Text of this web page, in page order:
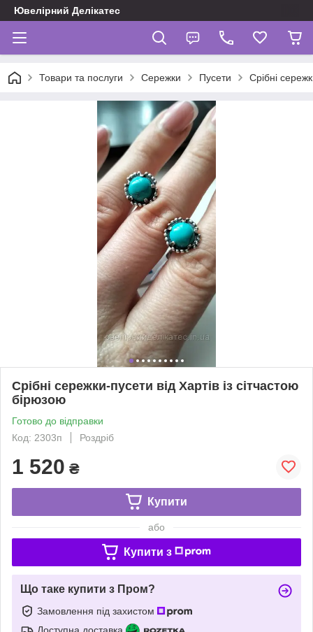
Ювелірний Делікатес
Товари та послуги Сережки Пусети Срібні
Срібні сережки-пусети від Хартів із сітчастою
бірюзою
Готово до відправки
Код: 2303п
Роздріб
1 520 ₴
Купити
або
Купити з
Що таке купити з Пром?
Замовлення під захистом
Доступна доставка